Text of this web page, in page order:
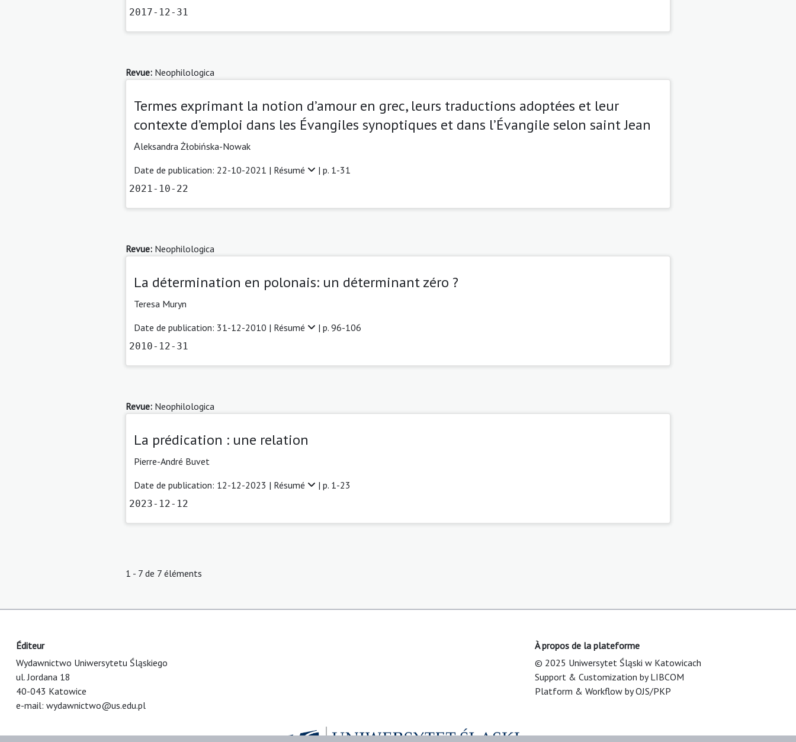
2017-12-31
Revue: Neophilologica
Termes exprimant la notion d’amour en grec, leurs traductions adoptées et leur
contexte d’emploi dans les Évangiles synoptiques et dans l’Évangile selon saint Jean
Αleksandra Żłobińska-Nowak
Date de publication: 22-10-2021 | Résumé | p. 1-31
2021-10-22
Revue: Neophilologica
La détermination en polonais: un déterminant zéro ?
Teresa Muryn
Date de publication: 31-12-2010 | Résumé | p. 96-106
2010-12-31
Revue: Neophilologica
La prédication : une relation
Pierre-André Buvet
Date de publication: 12-12-2023 | Résumé | p. 1-23
2023-12-12
1 - 7 de 7 éléments
Éditeur
Wydawnictwo Uniwersytetu Śląskiego
ul. Jordana 18
40-043 Katowice
e-mail: wydawnictwo@us.edu.pl
À propos de la plateforme
© 2025 Uniwersytet Śląski w Katowicach
Support & Customization by LIBCOM
Platform & Workflow by OJS/PKP